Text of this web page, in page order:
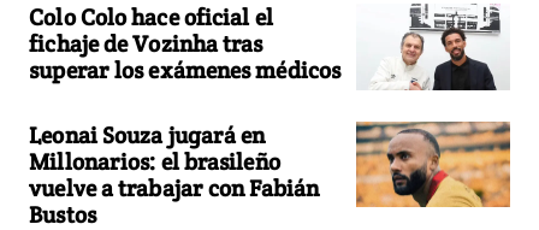
Colo Colo hace oficial el
fichaje de Vozinha tras
superar los exámenes médicos
Leonai Souza jugará en
Millonarios: el brasileño
vuelve a trabajar con Fabián
Bustos